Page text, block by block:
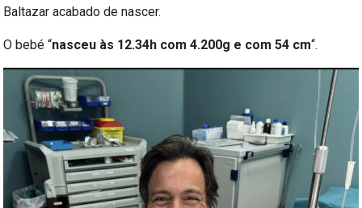
Baltazar acabado de nascer.
O bebé “nasceu às 12.34h com 4.200g e com 54 cm“.